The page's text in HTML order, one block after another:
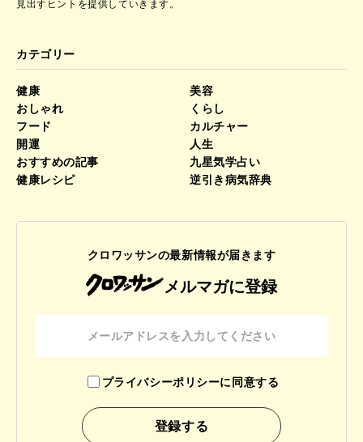
見出すヒントを提供していきます。
カテゴリー
健康
美容
おしゃれ
くらし
フード
カルチャー
開運
人生
おすすめの記事
九星気学占い
健康レシピ
逆引き病気辞典
クロワッサンの最新情報が届きます
メルマガに登録
プライバシーポリシーに同意する